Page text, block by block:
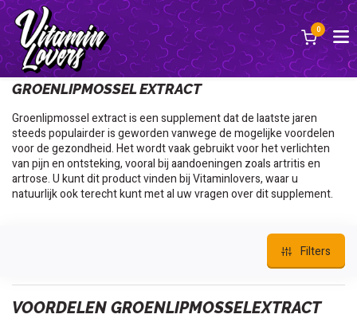
0
Terug
GROENLIPMOSSEL EXTRACT
Groenlipmossel extract is een supplement dat de laatste jaren
steeds populairder is geworden vanwege de mogelijke voordelen
voor de gezondheid. Het wordt vaak gebruikt voor het verlichten
van pijn en ontsteking, vooral bij aandoeningen zoals artritis en
artrose. U kunt dit product vinden bij Vitaminlovers, waar u
natuurlijk ook terecht kunt met al uw vragen over dit supplement.
Filters
VOORDELEN GROENLIPMOSSELEXTRACT